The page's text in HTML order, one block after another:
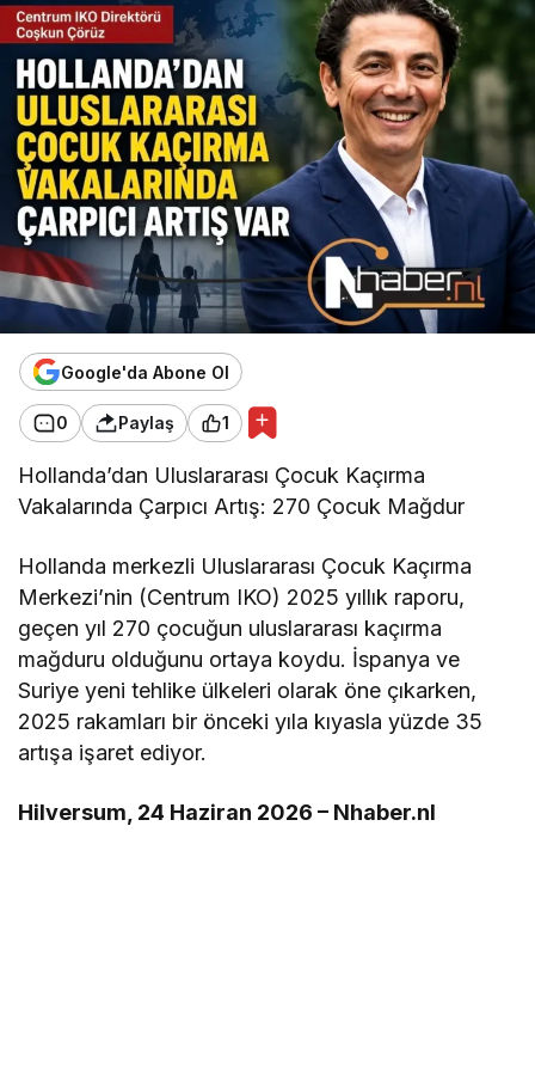
Google'da Abone Ol
0 Paylaş 1
Hollanda’dan Uluslararası Çocuk Kaçırma
Vakalarında Çarpıcı Artış: 270 Çocuk Mağdur
Hollanda merkezli Uluslararası Çocuk Kaçırma
Merkezi’nin (Centrum IKO) 2025 yıllık raporu,
geçen yıl 270 çocuğun uluslararası kaçırma
mağduru olduğunu ortaya koydu. İspanya ve
Suriye yeni tehlike ülkeleri olarak öne çıkarken,
2025 rakamları bir önceki yıla kıyasla yüzde 35
artışa işaret ediyor.
Hilversum, 24 Haziran 2026 – Nhaber.nl